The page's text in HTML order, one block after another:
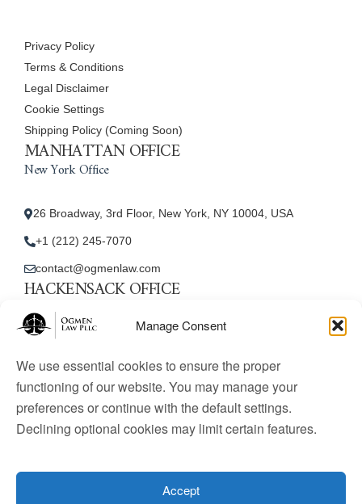
Manage Consent
We use essential cookies to ensure the proper
functioning of our website. You may manage your
preferences or continue with the default settings.
Declining optional cookies may limit certain features.
Accept
Privacy Policy
Terms & Conditions
Legal Disclaimer
Cookie Settings
Shipping Policy (Coming Soon)
MANHATTAN OFFICE
New York Office
26 Broadway, 3rd Floor, New York, NY 10004, USA
+1 (212) 245-7070
contact@ogmenlaw.com
HACKENSACK OFFICE
New Jersey Office
contact@ogmenlaw.com
content is for informational purposes only and does not